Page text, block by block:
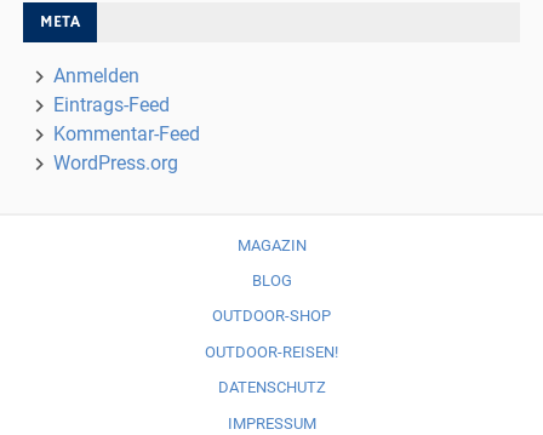
META
Anmelden
Eintrags-Feed
Kommentar-Feed
WordPress.org
MAGAZIN
BLOG
OUTDOOR-SHOP
OUTDOOR-REISEN!
DATENSCHUTZ
IMPRESSUM